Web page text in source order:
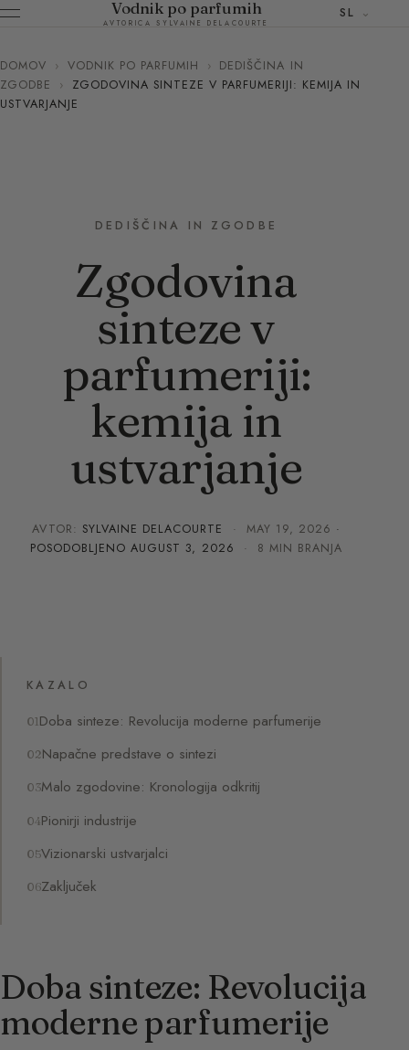
Vodnik po parfumih
AVTORICA SYLVAINE DELACOURTE
SL
DOMOV › VODNIK PO PARFUMIH › DEDIŠČINA IN
ZGODBE
›
ZGODOVINA SINTEZE V PARFUMERIJI: KEMIJA IN
USTVARJANJE
DEDIŠČINA IN ZGODBE
Zgodovina
sinteze v
parfumeriji:
kemija in
ustvarjanje
AVTOR: SYLVAINE DELACOURTE · MAY 19, 2026 ·
POSODOBLJENOAUGUST 3, 2026 · 8 MIN BRANJA
KAZALO
Doba sinteze: Revolucija moderne parfumerije
Napačne predstave o sintezi
Malo zgodovine: Kronologija odkritij
Pionirji industrije
Vizionarski ustvarjalci
Zaključek
Doba sinteze: Revolucija
moderne parfumerije